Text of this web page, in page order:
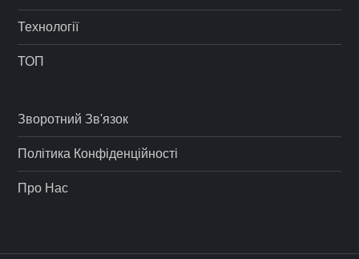
Технології
ТОП
Зворотний Зв'язок
Політика Конфіденційності
Про Нас